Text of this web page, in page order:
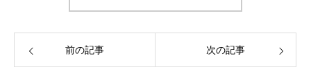
前の記事 次の記事